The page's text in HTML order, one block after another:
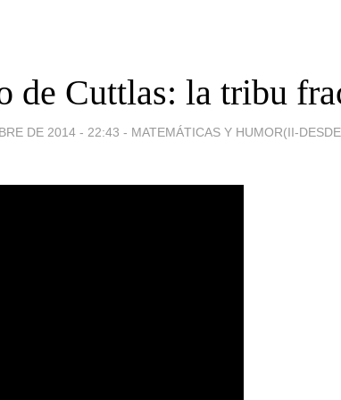
de Cuttlas: la tribu
DE 2014 - 22:43 - MATEMÁTICAS Y HUMOR(II-